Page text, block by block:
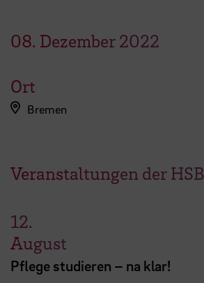
08. Dezember2022
Ort
Bremen
Veranstaltungen der HSB
12.
August
Pflege studieren – na klar!